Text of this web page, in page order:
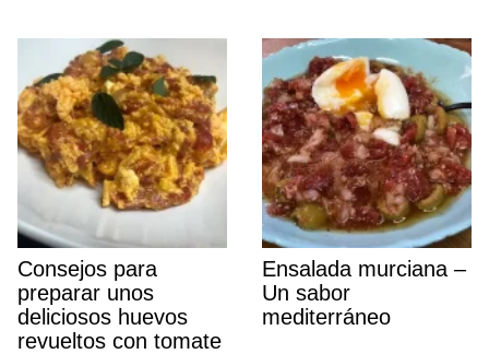
Consejos para
preparar unos
deliciosos huevos
revueltos con tomate
Ensalada murciana –
Un sabor
mediterráneo